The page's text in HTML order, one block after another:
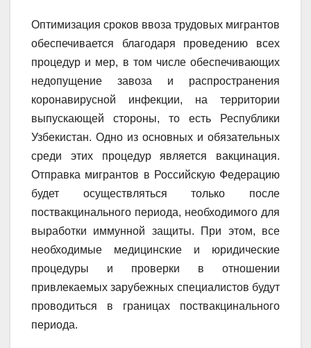
Оптимизация сроков ввоза трудовых мигрантов
обеспечивается благодаря проведению всех
процедур и мер, в том числе обеспечивающих
недопущение завоза и распространения
коронавирусной инфекции, на территории
выпускающей стороны, то есть Республики
Узбекистан. Одно из основных и обязательных
среди этих процедур является вакцинация.
Отправка мигрантов в Российскую Федерацию
будет осуществляться только после
поствакцинального периода, необходимого для
выработки иммунной защиты. При этом, все
необходимые медицинские и юридические
процедуры и проверки в отношении
привлекаемых зарубежных специалистов будут
проводиться в границах поствакцинального
периода.